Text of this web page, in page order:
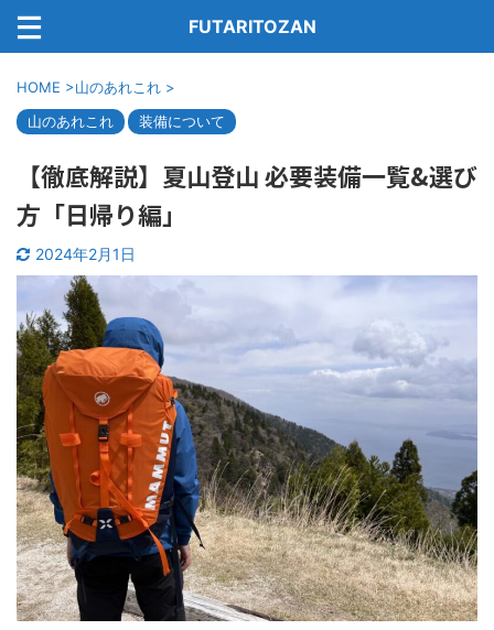
FUTARITOZAN
HOME >山のあれこれ >
山のあれこれ
装備について
【徹底解説】夏山登山 必要装備一覧&選び
方「日帰り編」
2024年2月1日